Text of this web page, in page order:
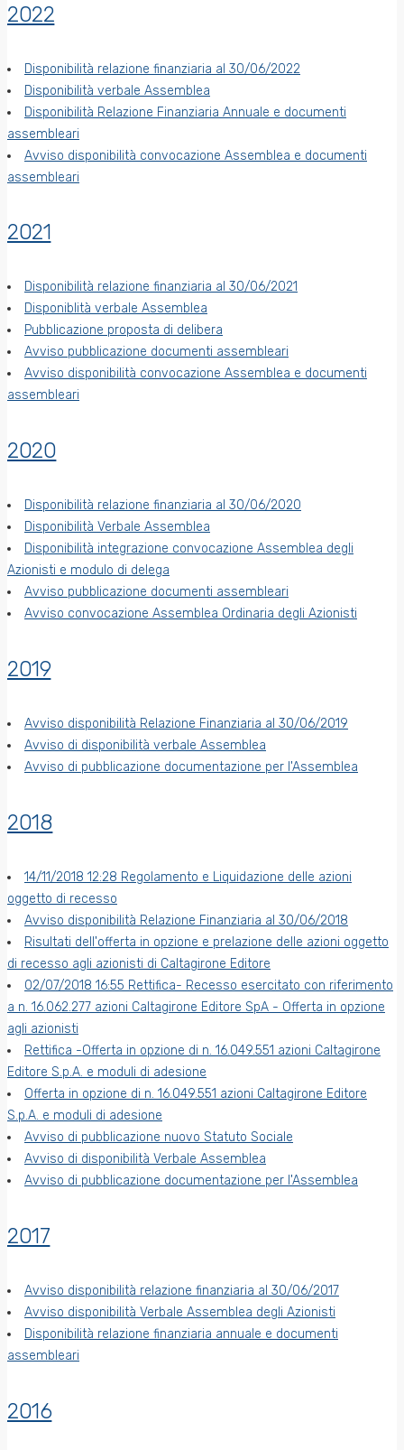
2022
Disponibilità relazione finanziaria al 30/06/2022
Disponibilità verbale Assemblea
Disponibilità Relazione Finanziaria Annuale e documenti
assembleari
Avviso disponibilità convocazione Assemblea e documenti
assembleari
2021
Disponibilità relazione finanziaria al 30/06/2021
Disponiblità verbale Assemblea
Pubblicazione proposta di delibera
Avviso pubblicazione documenti assembleari
Avviso disponibilità convocazione Assemblea e documenti
assembleari
2020
Disponibilità relazione finanziaria al 30/06/2020
Disponibilità Verbale Assemblea
Disponibilità integrazione convocazione Assemblea degli
Azionisti e modulo di delega
Avviso pubblicazione documenti assembleari
Avviso convocazione Assemblea Ordinaria degli Azionisti
2019
Avviso disponibilità Relazione Finanziaria al 30/06/2019
Avviso di disponibilità verbale Assemblea
Avviso di pubblicazione documentazione per l'Assemblea
2018
14/11/2018 12:28 Regolamento e Liquidazione delle azioni
oggetto di recesso
Avviso disponibilità Relazione Finanziaria al 30/06/2018
Risultati dell'offerta in opzione e prelazione delle azioni oggetto
di recesso agli azionisti di Caltagirone Editore
02/07/2018 16:55 Rettifica- Recesso esercitato con riferimento
a n. 16.062.277 azioni Caltagirone Editore SpA - Offerta in opzione
agli azionisti
Rettifica -Offerta in opzione di n. 16.049.551 azioni Caltagirone
Editore S.p.A. e moduli di adesione
Offerta in opzione di n. 16.049.551 azioni Caltagirone Editore
S.p.A. e moduli di adesione
Avviso di pubblicazione nuovo Statuto Sociale
Avviso di disponibilità Verbale Assemblea
Avviso di pubblicazione documentazione per l'Assemblea
2017
Avviso disponibilità relazione finanziaria al 30/06/2017
Avviso disponibilità Verbale Assemblea degli Azionisti
Disponibilità relazione finanziaria annuale e documenti
assembleari
2016